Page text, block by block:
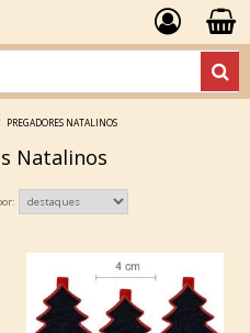
PREGADORES NATALINOS
Natalinos